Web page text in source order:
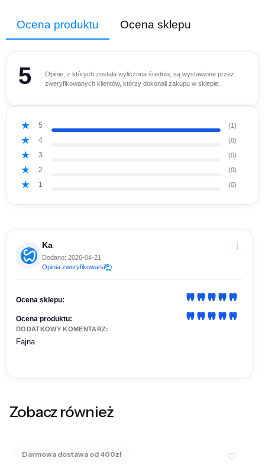
Ocena produktu Ocena sklepu
5
Opinie, z których została wyliczona średnia, są wystawione przez
zweryfikowanych klientów, którzy dokonali zakupu w sklepie.
5 (1)
4 (0)
3 (0)
2 (0)
1 (0)
Ka
Dodano: 2026-04-21
Opinia zweryfikowana
Ocena sklepu:
Ocena produktu:
DODATKOWY KOMENTARZ:
Fajna
Zobacz również